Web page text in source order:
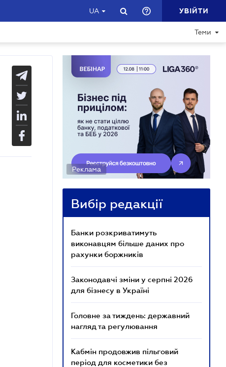
UA УВІЙТИ
Теми
Реклама
Вибір редакції
Банки розкриватимуть
виконавцям більше даних про
рахунки боржників
Законодавчі зміни у серпні 2026
для бізнесу в Україні
Головне за тиждень: державний
нагляд та регулювання
Кабмін продовжив пільговий
період для косметики без